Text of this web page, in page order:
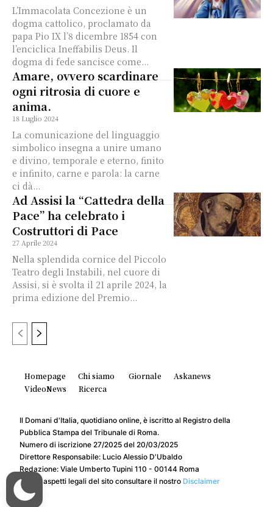
L’Immacolata Concezione è un
dogma cattolico, proclamato da
papa Pio IX l’8 dicembre 1854 con
l’enciclica Ineffabilis Deus. Il
dogma di fede sancisce come...
Amare, ovvero scardinare
ogni ritrosia di cuore e
anima.
18 Luglio 2024
La comunicazione del linguaggio
simbolico insegna a unire umano
e divino, temporale e eterno, finito
e infinito, carne e parola: la carne
ci dà...
Ad Assisi la “Cattedra della
Pace” ha celebrato i
Costruttori di Pace
27 Aprile 2024
Nella splendida cornice del Piccolo
Teatro degli Instabili, nel cuore di
Assisi, si è svolta il 21 aprile 2024, la
prima edizione del Premio...
Homepage Chi siamo Giornale
Askanews
VideoNews
Ricerca
Il Domani d'Italia, quotidiano online, è iscritto al Registro della
Pubblica Stampa del Tribunale di Roma.
Numero di iscrizione 27/2025 del 20/03/2025
Direttore Responsabile: Lucio Alessio D'Ubaldo
Redazione: Viale Umberto Tupini 110 - 00144 Roma
Per gli aspetti legali del sito consultare il nostro Disclaimer